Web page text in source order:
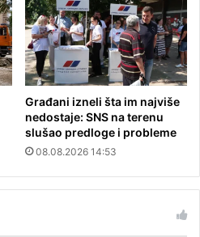
Građani izneli šta im najviše
nedostaje: SNS na terenu
slušao predloge i probleme
08.08.2026 14:53